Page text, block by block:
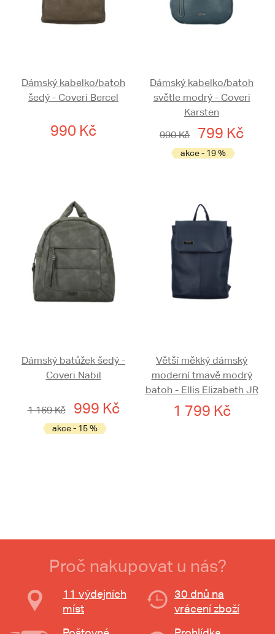
Dámský kabelko/batoh
šedý - Coveri Bercel
990 Kč
Dámský kabelko/batoh
světle modrý - Coveri
Karsten
990 Kč
799 Kč
akce - 19 %
Dámský batůžek šedý -
Coveri Nabil
1 169 Kč 999 Kč
akce - 15 %
Větší měkký dámský
moderní tmavě modrý
batoh - Ellis Elizabeth JR
1 799 Kč
Proč nakupovat u nás?
11 výdejních
míst
30 dnů na
vrácení zboží